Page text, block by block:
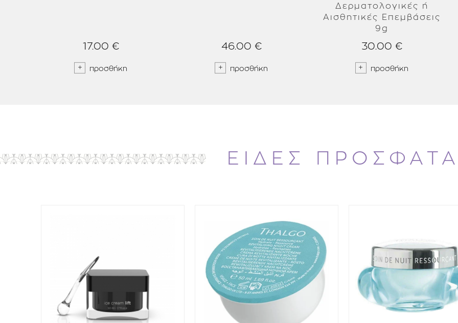
ανοδικές, κυκλικές
Μην εφαρμόζετε την
Σχετικά με τη φόρμουλα:
Η κρέμα τήκεται κατά
καραμέλας και
καταπραΰνουν. Το
θερμοκρασία της
συντηρείτε στο ψυγείο
17.00 €
προσθήκη
46.00 €
προσθήκη
Δερματολογικές ή
Αισθητικές Επεμβάσεις
9g
30.00 €
προσθήκη
ΕΙΔΕΣ ΠΡΟΣΦΑΤΑ